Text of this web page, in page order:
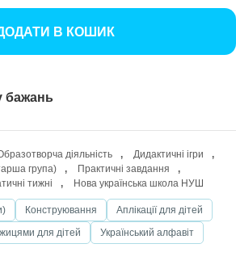
В КОШИК
бажань
діяльність , Дидактичні ігри
,
група)
, Практичні завдання
,
тижні
, Нова українська школа НУШ
Конструювання
Аплікації для дітей
для дітей
Український алфавіт